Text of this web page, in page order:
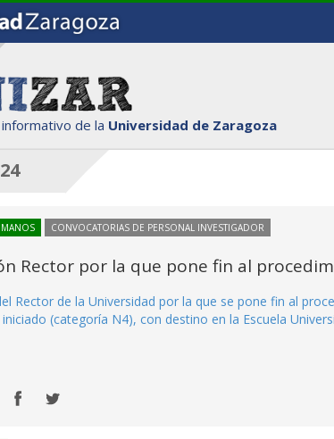
de la Universidad de Zaragoza
CONVOCATORIAS DE PERSONAL INVESTIGADOR
Rector por la que pone fin al
Rector de la Universidad por la que se pone fin al
(categoría N4), con destino en la Escuela